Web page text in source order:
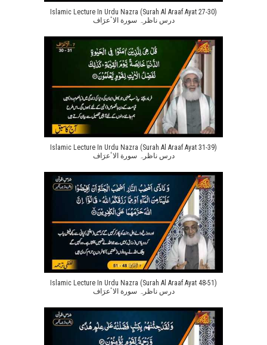
Islamic Lecture In Urdu Nazra (Surah Al Araaf Ayat 27-30)
درس ناظرہ سورة الاٴعرَاف
Islamic Lecture In Urdu Nazra (Surah Al Araaf Ayat 31-39)
درس ناظرہ سورة الاٴعرَاف
Islamic Lecture In Urdu Nazra (Surah Al Araaf Ayat 48-51)
درس ناظرہ سورة الاٴعرَاف